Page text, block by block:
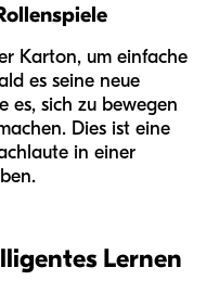
Karton, um einfache
es seine neue
es, sich zu bewegen
Dies ist eine
in einer
Lernen